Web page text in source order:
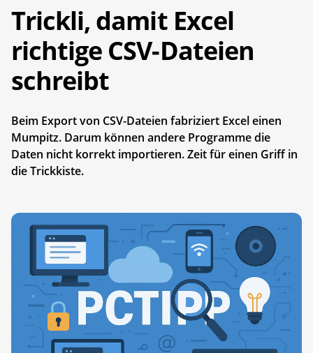
Trickli, damit Excel
richtige CSV-Dateien
schreibt
Beim Export von CSV-Dateien fabriziert Excel einen
Mumpitz. Darum können andere Programme die
Daten nicht korrekt importieren. Zeit für einen Griff in
die Trickkiste.